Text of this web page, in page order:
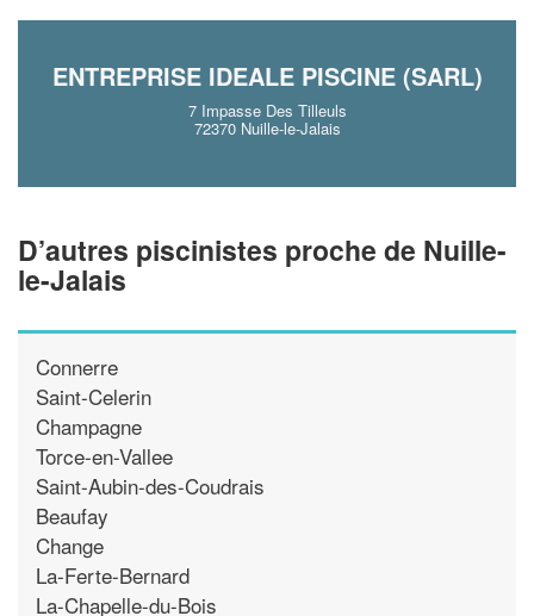
ENTREPRISE IDEALE PISCINE (SARL)
7 Impasse Des Tilleuls
72370 Nuille-le-Jalais
D’autres piscinistes proche de Nuille-
le-Jalais
Connerre
Saint-Celerin
Champagne
Torce-en-Vallee
Saint-Aubin-des-Coudrais
Beaufay
Change
La-Ferte-Bernard
La-Chapelle-du-Bois